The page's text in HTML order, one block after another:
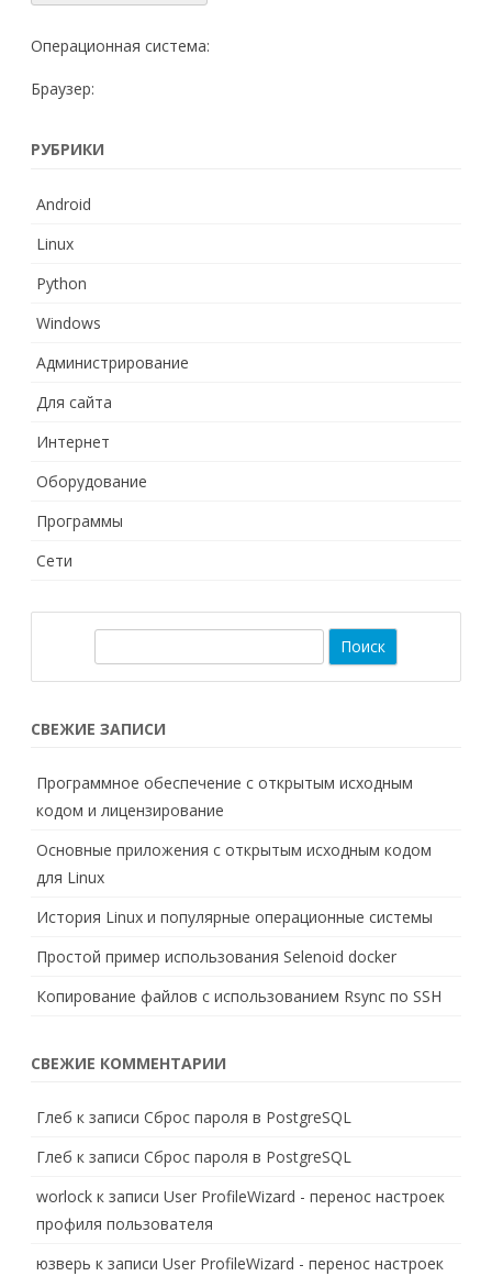
Операционная система:
Браузер:
РУБРИКИ
Android
Linux
Python
Windows
Администрирование
Для сайта
Интернет
Оборудование
Программы
Сети
с
СВЕЖИЕ ЗАПИСИ
Программное обеспечение с открытым исходным
кодом и лицензирование
Основные приложения с открытым исходным кодом
для Linux
История Linux и популярные операционные системы
Простой пример использования Selenoid docker
Копирование файлов с использованием Rsync по SSH
СВЕЖИЕ КОММЕНТАРИИ
Глеб к записи Сброс пароля в PostgreSQL
Глеб к записи Сброс пароля в PostgreSQL
worlock к записи User ProfileWizard - перенос настроек
профиля пользователя
юзверь к записи User ProfileWizard - перенос настроек